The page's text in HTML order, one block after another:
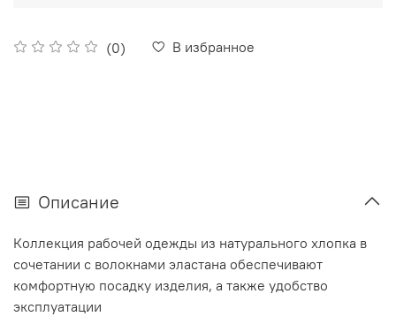
(0) В избранное
Описание
Коллекция рабочей одежды из натурального хлопка в
сочетании с волокнами эластана обеспечивают
комфортную посадку изделия, а также удобство
эксплуатации